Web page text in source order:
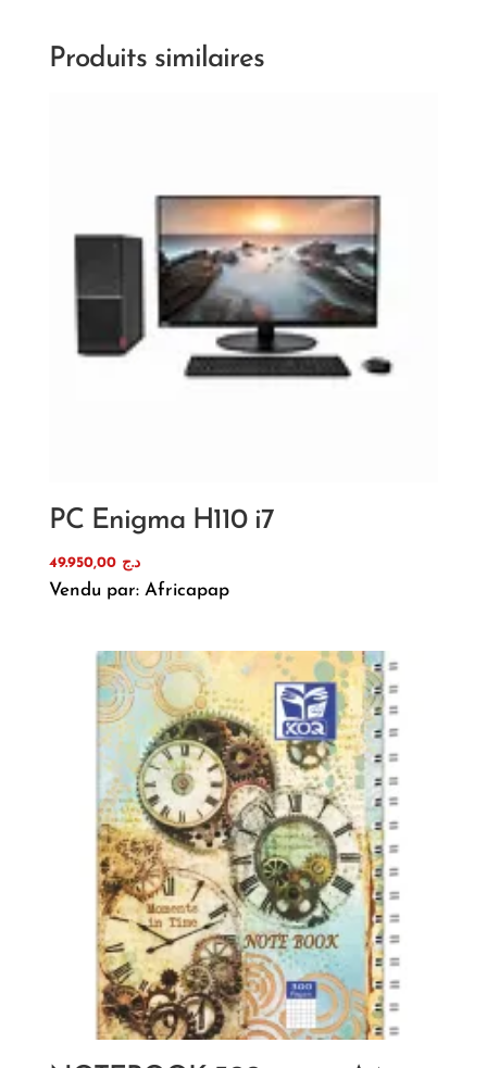
Produits similaires
PC Enigma H110 i7
د.ج 49.950,00
Vendu par: Africapap